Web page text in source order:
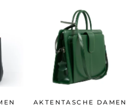
AKTENTASCHE DAMEN